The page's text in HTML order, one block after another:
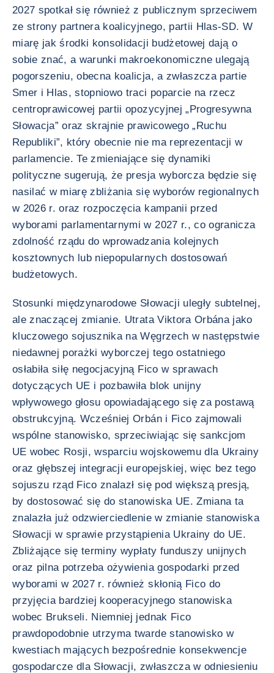
2027 spotkał się również z publicznym sprzeciwem
ze strony partnera koalicyjnego, partii Hlas-SD. W
miarę jak środki konsolidacji budżetowej dają o
sobie znać, a warunki makroekonomiczne ulegają
pogorszeniu, obecna koalicja, a zwłaszcza partie
Smer i Hlas, stopniowo traci poparcie na rzecz
centroprawicowej partii opozycyjnej „Progresywna
Słowacja” oraz skrajnie prawicowego „Ruchu
Republiki”, który obecnie nie ma reprezentacji w
parlamencie. Te zmieniające się dynamiki
polityczne sugerują, że presja wyborcza będzie się
nasilać w miarę zbliżania się wyborów regionalnych
w 2026 r. oraz rozpoczęcia kampanii przed
wyborami parlamentarnymi w 2027 r., co ogranicza
zdolność rządu do wprowadzania kolejnych
kosztownych lub niepopularnych dostosowań
budżetowych.
Stosunki międzynarodowe Słowacji uległy subtelnej,
ale znaczącej zmianie. Utrata Viktora Orbána jako
kluczowego sojusznika na Węgrzech w następstwie
niedawnej porażki wyborczej tego ostatniego
osłabiła siłę negocjacyjną Fico w sprawach
dotyczących UE i pozbawiła blok unijny
wpływowego głosu opowiadającego się za postawą
obstrukcyjną. Wcześniej Orbán i Fico zajmowali
wspólne stanowisko, sprzeciwiając się sankcjom
UE wobec Rosji, wsparciu wojskowemu dla Ukrainy
oraz głębszej integracji europejskiej, więc bez tego
sojuszu rząd Fico znalazł się pod większą presją,
by dostosować się do stanowiska UE. Zmiana ta
znalazła już odzwierciedlenie w zmianie stanowiska
Słowacji w sprawie przystąpienia Ukrainy do UE.
Zbliżające się terminy wypłaty funduszy unijnych
oraz pilna potrzeba ożywienia gospodarki przed
wyborami w 2027 r. również skłonią Fico do
przyjęcia bardziej kooperacyjnego stanowiska
wobec Brukseli. Niemniej jednak Fico
prawdopodobnie utrzyma twarde stanowisko w
kwestiach mających bezpośrednie konsekwencje
gospodarcze dla Słowacji, zwłaszcza w odniesieniu